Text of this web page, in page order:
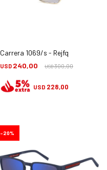
Carrera 1069/s - Rejfq
USD 240,00 USD300,00
USD 228,00
20